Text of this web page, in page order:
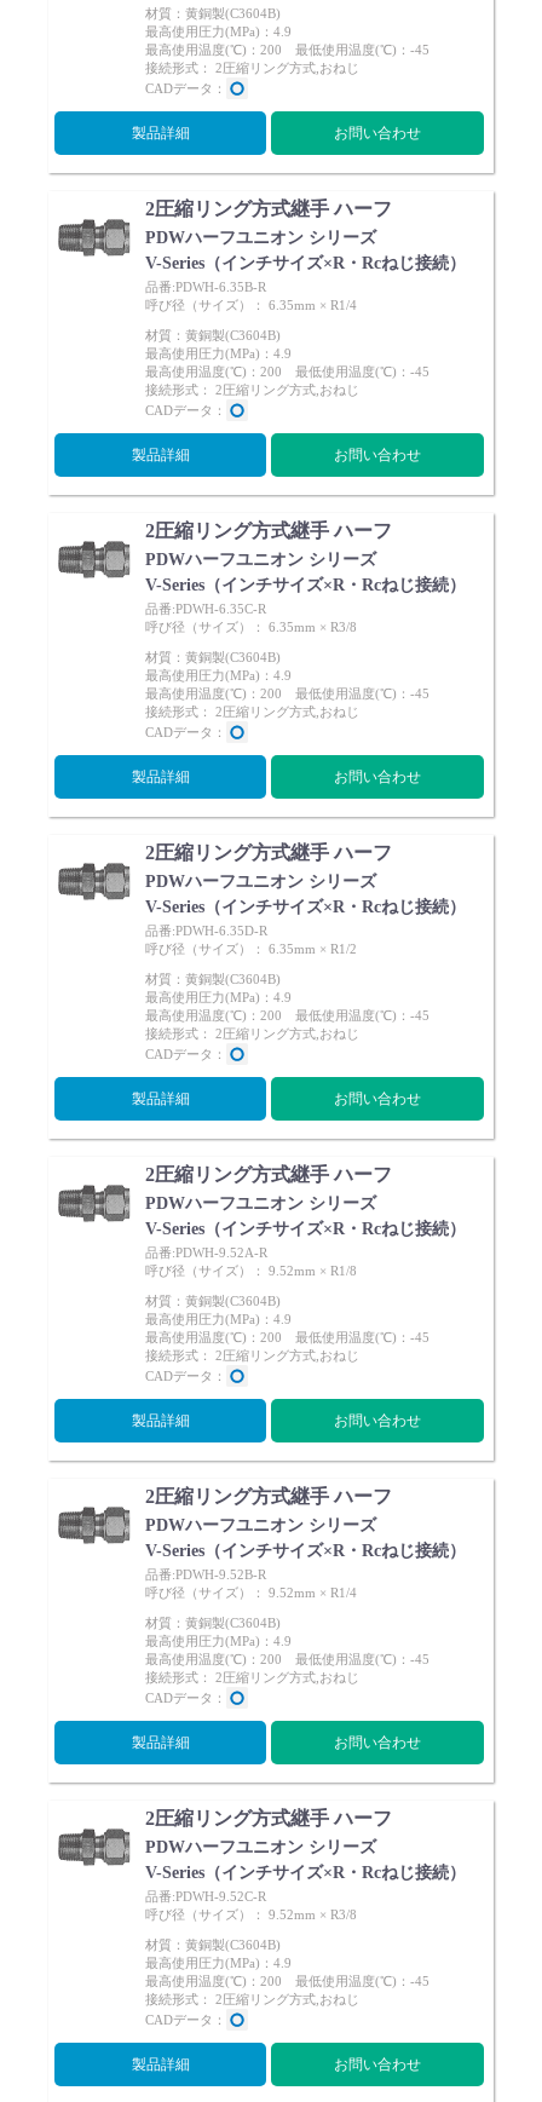
Language：日本語 ／English
お問い合わせ
材質：黄銅製(C3604B)
最高使用圧力(MPa)：4.9
最高使用温度(℃)：200 最低使用温度(℃)：-45
接続形式： 2圧縮リング方式,おねじ
CADデータ：
製品詳細 お問い合わせ
2圧縮リング方式継手 ハーフ
PDWハーフユニオン シリーズ
V-Series（インチサイズ×R・Rcねじ接続）
品番:PDWH-6.35B-R
呼び径（サイズ）： 6.35mm × R1/4
材質：黄銅製(C3604B)
最高使用圧力(MPa)：4.9
最高使用温度(℃)：200 最低使用温度(℃)：-45
接続形式： 2圧縮リング方式,おねじ
CADデータ：
製品詳細 お問い合わせ
2圧縮リング方式継手 ハーフ
PDWハーフユニオン シリーズ
V-Series（インチサイズ×R・Rcねじ接続）
品番:PDWH-6.35C-R
呼び径（サイズ）： 6.35mm × R3/8
材質：黄銅製(C3604B)
最高使用圧力(MPa)：4.9
最高使用温度(℃)：200 最低使用温度(℃)：-45
接続形式： 2圧縮リング方式,おねじ
CADデータ：
製品詳細 お問い合わせ
2圧縮リング方式継手 ハーフ
PDWハーフユニオン シリーズ
V-Series（インチサイズ×R・Rcねじ接続）
品番:PDWH-6.35D-R
呼び径（サイズ）： 6.35mm × R1/2
材質：黄銅製(C3604B)
最高使用圧力(MPa)：4.9
最高使用温度(℃)：200 最低使用温度(℃)：-45
接続形式： 2圧縮リング方式,おねじ
CADデータ：
製品詳細 お問い合わせ
2圧縮リング方式継手 ハーフ
PDWハーフユニオン シリーズ
V-Series（インチサイズ×R・Rcねじ接続）
品番:PDWH-9.52A-R
呼び径（サイズ）： 9.52mm × R1/8
材質：黄銅製(C3604B)
最高使用圧力(MPa)：4.9
最高使用温度(℃)：200 最低使用温度(℃)：-45
接続形式： 2圧縮リング方式,おねじ
CADデータ：
製品詳細 お問い合わせ
2圧縮リング方式継手 ハーフ
PDWハーフユニオン シリーズ
V-Series（インチサイズ×R・Rcねじ接続）
品番:PDWH-9.52B-R
呼び径（サイズ）： 9.52mm × R1/4
材質：黄銅製(C3604B)
最高使用圧力(MPa)：4.9
最高使用温度(℃)：200 最低使用温度(℃)：-45
接続形式： 2圧縮リング方式,おねじ
CADデータ：
製品詳細 お問い合わせ
2圧縮リング方式継手 ハーフ
PDWハーフユニオン シリーズ
V-Series（インチサイズ×R・Rcねじ接続）
品番:PDWH-9.52C-R
呼び径（サイズ）： 9.52mm × R3/8
材質：黄銅製(C3604B)
最高使用圧力(MPa)：4.9
最高使用温度(℃)：200 最低使用温度(℃)：-45
接続形式： 2圧縮リング方式,おねじ
CADデータ：
製品詳細 お問い合わせ